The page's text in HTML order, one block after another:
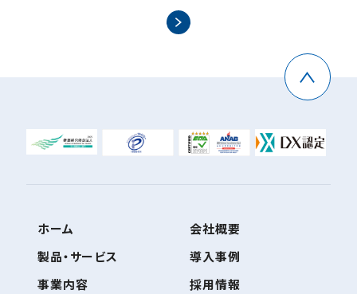
ホーム
製品・サービス
事業内容
会社概要
導入事例
採用情報